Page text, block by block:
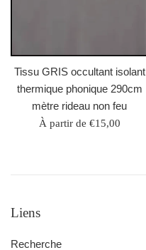
Tissu GRIS occultant isolant
thermique phonique 290cm
mètre rideau non feu
À partir de €15,00
Liens
Recherche